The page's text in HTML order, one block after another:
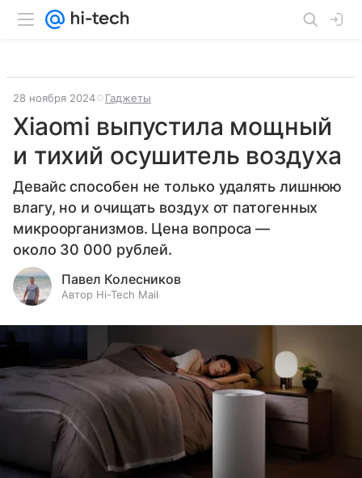
28 ноября 2024 Гаджеты
Xiaomi выпустила мощный
и тихий осушитель воздуха
Девайс способен не только удалять лишнюю
влагу, но и очищать воздух от патогенных
микроорганизмов. Цена вопроса —
около 30 000 рублей.
Павел Колесников
Автор Hi-Tech Mail